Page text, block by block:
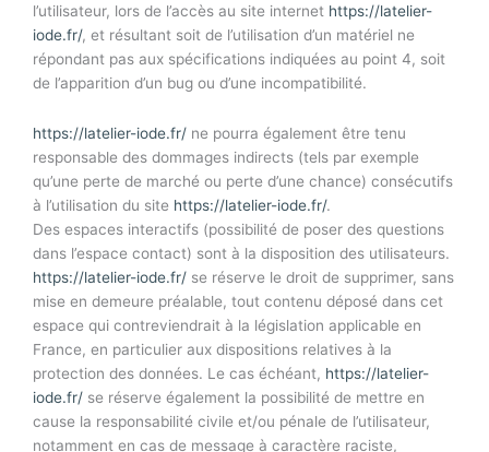
l’utilisateur, lors de l’accès au site internet https://latelier-
iode.fr/, et résultant soit de l’utilisation d’un matériel ne
répondant pas aux spécifications indiquées au point 4, soit
de l’apparition d’un bug ou d’une incompatibilité.
https://latelier-iode.fr/ ne pourra également être tenu
responsable des dommages indirects (tels par exemple
qu’une perte de marché ou perte d’une chance) consécutifs
à l’utilisation du site https://latelier-iode.fr/.
Des espaces interactifs (possibilité de poser des questions
dans l’espace contact) sont à la disposition des utilisateurs.
https://latelier-iode.fr/ se réserve le droit de supprimer, sans
mise en demeure préalable, tout contenu déposé dans cet
espace qui contreviendrait à la législation applicable en
France, en particulier aux dispositions relatives à la
protection des données. Le cas échéant, https://latelier-
iode.fr/ se réserve également la possibilité de mettre en
cause la responsabilité civile et/ou pénale de l’utilisateur,
notamment en cas de message à caractère raciste,